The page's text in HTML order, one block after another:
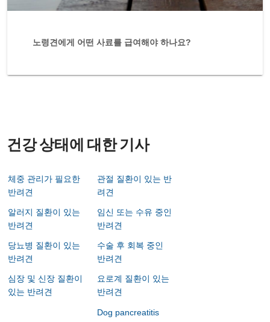
노령견에게 어떤 사료를 급여해야 하나요?
건강 상태에 대한 기사
체중 관리가 필요한
반려견
알러지 질환이 있는
반려견
당뇨병 질환이 있는
반려견
심장 및 신장 질환이
있는 반려견
관절 질환이 있는 반
려견
임신 또는 수유 중인
반려견
수술 후 회복 중인
반려견
요로계 질환이 있는
반려견
Dog pancreatitis